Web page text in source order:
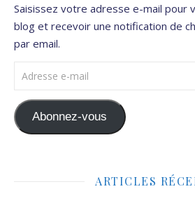
Saisissez votre adresse e-mail pour
blog et recevoir une notification de
par email.
Adresse e-mail
Abonnez-vous
ARTICLES